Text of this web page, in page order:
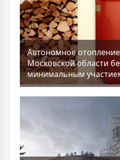
Aвтономное
Московской области
минимальным